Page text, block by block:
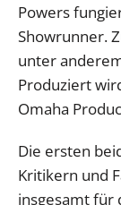
Powers
Showrunner.
unter
Produziert
Omaha
Die ersten
Kritikern und
insgesamt für